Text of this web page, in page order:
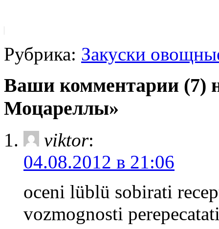
Рубрика: Закуски
Ваши комментарии (7)
Моцареллы»
viktor:
04.08.2012 в 21:06
oceni lüblü sobirati
vozmognosti